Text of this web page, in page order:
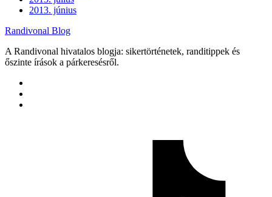
2013. június
Randivonal Blog
A Randivonal hivatalos blogja: sikertörténetek, randitippek és
őszinte írások a párkeresésről.